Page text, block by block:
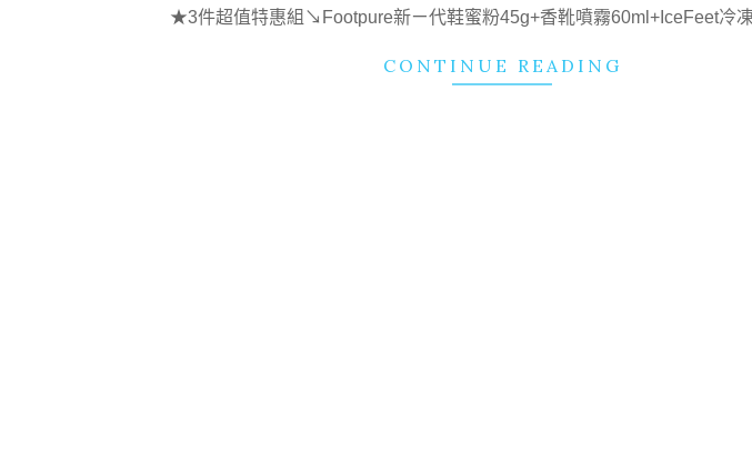
★3件超值特惠組↘Footpure新ㄧ代鞋蜜粉45g+香靴噴霧60ml+IceFeet冷
CONTINUE READING